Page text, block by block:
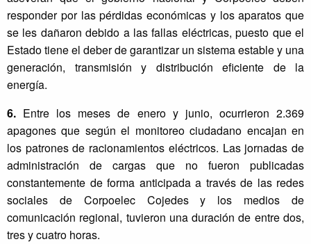
responder por las pérdidas económicas y los aparatos que
se les dañaron debido a las fallas eléctricas, puesto que el
Estado tiene el deber de garantizar un sistema estable y una
generación, transmisión y distribución eficiente de la
energía.
6. Entre los meses de enero y junio, ocurrieron 2.369
apagones que según el monitoreo ciudadano encajan en
los patrones de racionamientos eléctricos. Las jornadas de
administración de cargas que no fueron publicadas
constantemente de forma anticipada a través de las redes
sociales de Corpoelec Cojedes y los medios de
comunicación regional, tuvieron una duración de entre dos,
tres y cuatro horas.